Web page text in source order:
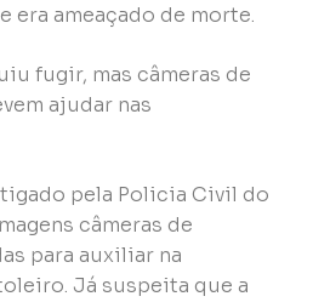
era ameaçado de morte.
fugir, mas câmeras de
ajudar nas
pela Policia Civil do
câmeras de
para auxiliar na
Já suspeita que a